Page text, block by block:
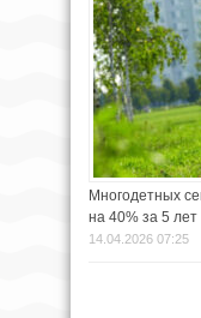
Многодетных
на 40% за 5 лет
14.04.2026 07:25